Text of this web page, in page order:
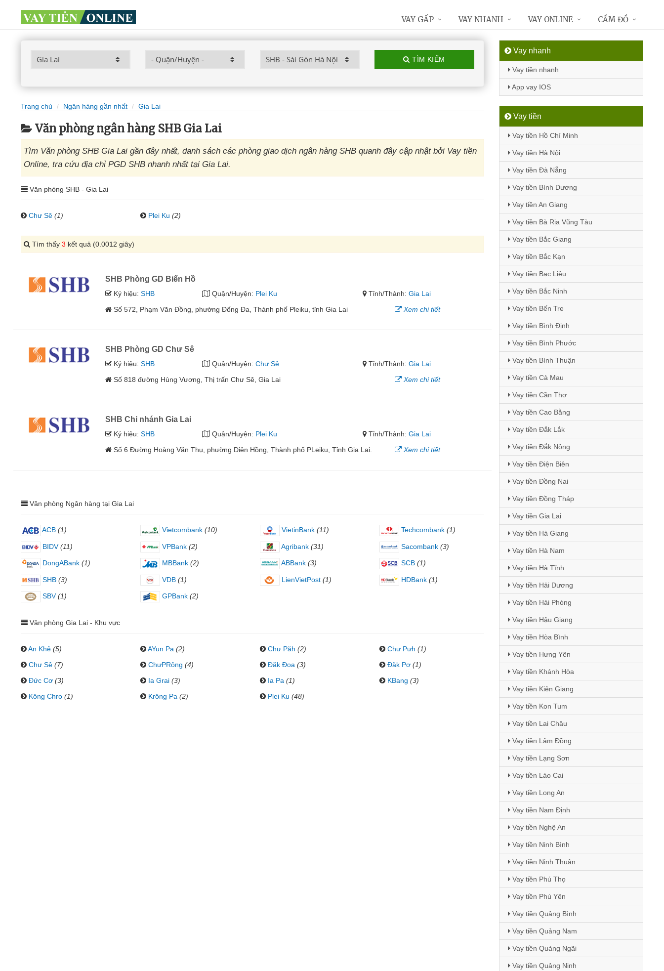
TÌM KIẾM
Trang chủ Ngân hàng gần nhất Gia Lai
Văn phòng ngân hàng SHB Gia Lai
Tìm Văn phòng SHB Gia Lai gần đây nhất, danh sách các phòng giao dịch ngân hàng SHB quanh đây cập nhật bởi Vay tiền
Online, tra cứu địa chỉ PGD SHB nhanh nhất tại Gia Lai.
Văn phòng SHB - Gia Lai
Chư Sê (1) Plei Ku (2)
Tìm thấy 3 kết quả (0.0012 giây)
SHB Phòng GD Biển Hồ
Ký hiệu:SHB Quận/Huyện: Plei Ku Tỉnh/Thành:Gia Lai
Số 572, Phạm Văn Đồng, phường Đống Đa, Thành phố Pleiku, tỉnh Gia Lai
Xem chi tiết
SHB Phòng GD Chư Sê
Ký hiệu:SHB Quận/Huyện: Chư Sê Tỉnh/Thành:Gia Lai
Số 818 đường Hùng Vương, Thị trấn Chư Sê, Gia Lai
Xem chi tiết
SHB Chi nhánh Gia Lai
Ký hiệu:SHB Quận/Huyện: Plei Ku Tỉnh/Thành:Gia Lai
Số 6 Đường Hoàng Văn Thụ, phường Diên Hồng, Thành phố PLeiku, Tỉnh Gia Lai.
Xem chi tiết
Văn phòng Ngân hàng tại Gia Lai
ACB (1) Vietcombank (10) VietinBank (11) Techcombank (1)
BIDV (11) VPBank (2) Agribank (31) Sacombank (3)
DongABank (1) MBBank (2) ABBank (3) SCB (1)
SHB (3) VDB (1) LienVietPost (1) HDBank (1)
SBV (1) GPBank (2)
Văn phòng Gia Lai - Khu vực
An Khê (5) AYun Pa (2) Chư Păh (2) Chư Pưh (1)
Chư Sê (7) ChưPRông (4) Đăk Đoa (3) Đăk Pơ (1)
Đức Cơ (3) Ia Grai (3) Ia Pa (1) KBang (3)
Kông Chro (1) Krông Pa (2) Plei Ku (48)
Vay nhanh
Vay tiền nhanh
App vay IOS
Vay tiền
Vay tiền Hồ Chí Minh
Vay tiền Hà Nội
Vay tiền Đà Nẵng
Vay tiền Bình Dương
Vay tiền An Giang
Vay tiền Bà Rịa Vũng Tàu
Vay tiền Bắc Giang
Vay tiền Bắc Kạn
Vay tiền Bạc Liêu
Vay tiền Bắc Ninh
Vay tiền Bến Tre
Vay tiền Bình Định
Vay tiền Bình Phước
Vay tiền Bình Thuận
Vay tiền Cà Mau
Vay tiền Cần Thơ
Vay tiền Cao Bằng
Vay tiền Đắk Lắk
Vay tiền Đắk Nông
Vay tiền Điện Biên
Vay tiền Đồng Nai
Vay tiền Đồng Tháp
Vay tiền Gia Lai
Vay tiền Hà Giang
Vay tiền Hà Nam
Vay tiền Hà Tĩnh
Vay tiền Hải Dương
Vay tiền Hải Phòng
Vay tiền Hậu Giang
Vay tiền Hòa Bình
Vay tiền Hưng Yên
Vay tiền Khánh Hòa
Vay tiền Kiên Giang
Vay tiền Kon Tum
Vay tiền Lai Châu
Vay tiền Lâm Đồng
Vay tiền Lạng Sơn
Vay tiền Lào Cai
Vay tiền Long An
Vay tiền Nam Định
Vay tiền Nghệ An
Vay tiền Ninh Bình
Vay tiền Ninh Thuận
Vay tiền Phú Thọ
Vay tiền Phú Yên
Vay tiền Quảng Bình
Vay tiền Quảng Nam
Vay tiền Quảng Ngãi
Vay tiền Quảng Ninh
VAY GẤP VAY NHANH VAY ONLINE CẦM ĐỒ